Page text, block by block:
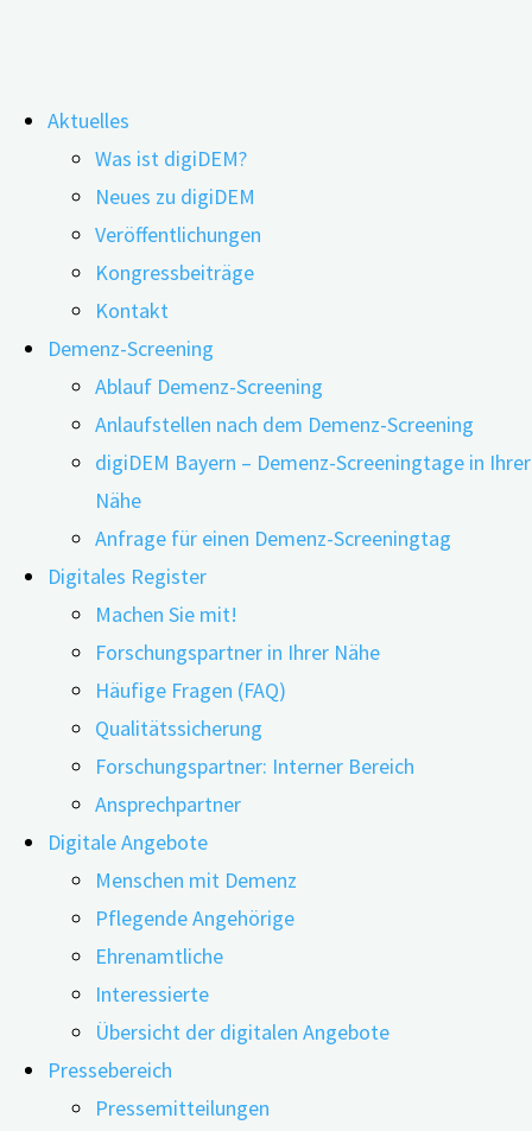
Inhalt
springen
Aktuelles
Was ist digiDEM?
Neues zu digiDEM
Veröffentlichungen
Kongressbeiträge
Kontakt
Demenz-Screening
Ablauf Demenz-Screening
Anlaufstellen nach dem Demenz-Screening
digiDEM Bayern – Demenz-Screeningtage in Ihrer
Nähe
Anfrage für einen Demenz-Screeningtag
Digitales Register
Machen Sie mit!
Forschungspartner in Ihrer Nähe
Häufige Fragen (FAQ)
Qualitätssicherung
Forschungspartner: Interner Bereich
Ansprechpartner
Digitale Angebote
Menschen mit Demenz
Pflegende Angehörige
Ehrenamtliche
Interessierte
Übersicht der digitalen Angebote
Pressebereich
Pressemitteilungen
Wenn das Gedächtnis nachlässt:
ambulante Unterstützungsangebote
zu wenig und zu spät genutzt
11.06.2026
Hausärztliche Versorgung, hauswirtschaftliche
Hilfen oder die Inanspruchnahme einer
Tagespflege: Lässt das Gedächtnis nach oder fällt
zuhause die Orientierung immer schwerer, steigt
der Bedarf an Unterstützung, um die Aufgaben des
täglichen Lebens wie etwa Einkaufen oder
Körperpflege zu meistern. Menschen mit leichten
kognitiven Beeinträchtigungen nutzen dabei
ambulante Unterstützungsangebote seltener als
Menschen, die von einer leichten bis
mittelschweren Demenz betroffen sind – die